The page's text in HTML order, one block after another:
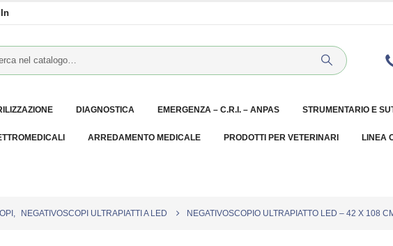
DIAGNOSTICA EMERGENZA – C.R.I. – ANPAS STRUMENTARIO E
ARREDAMENTO MEDICALE PRODOTTI PER VETERINARI LINEA
NEGATIVOSCOPI ULTRAPIATTI A LED NEGATIVOSCOPIO ULTRAPIATTO LED – 42 X 108